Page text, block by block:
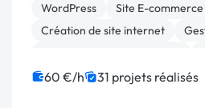
WordPress Site E-commerce
Création de site internet
60 €/h 31 projets réalisés